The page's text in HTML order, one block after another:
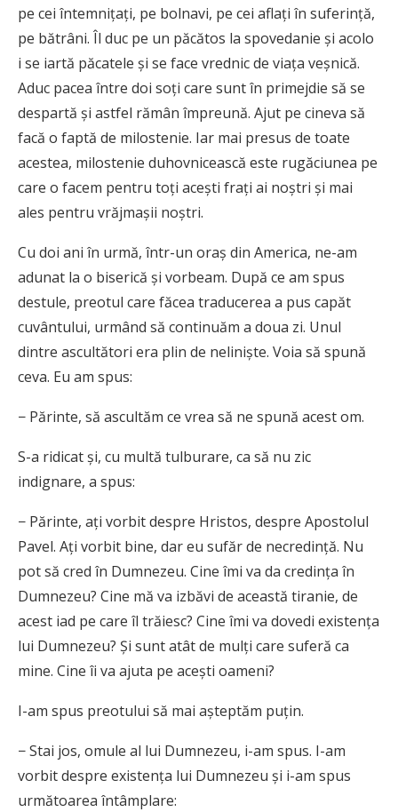
pe cei întemnițați, pe bolnavi, pe cei aflați în suferință,
pe bătrâni. Îl duc pe un păcătos la spovedanie și acolo
i se iartă păcatele și se face vrednic de viața veșnică.
Aduc pacea între doi soți care sunt în primejdie să se
despartă și astfel rămân împreună. Ajut pe cineva să
facă o faptă de milostenie. Iar mai presus de toate
acestea, milostenie duhovnicească este rugăciunea pe
care o facem pentru toți acești frați ai noștri și mai
ales pentru vrăjmașii noștri.
Cu doi ani în urmă, într-un oraș din America, ne-am
adunat la o biserică și vorbeam. După ce am spus
destule, preotul care făcea traducerea a pus capăt
cuvântului, urmând să continuăm a doua zi. Unul
dintre ascultători era plin de neliniște. Voia să spună
ceva. Eu am spus:
− Părinte, să ascultăm ce vrea să ne spună acest om.
S-a ridicat și, cu multă tulburare, ca să nu zic
indignare, a spus:
− Părinte, ați vorbit despre Hristos, despre Apostolul
Pavel. Ați vorbit bine, dar eu sufăr de necredință. Nu
pot să cred în Dumnezeu. Cine îmi va da credința în
Dumnezeu? Cine mă va izbăvi de această tiranie, de
acest iad pe care îl trăiesc? Cine îmi va dovedi existența
lui Dumnezeu? Și sunt atât de mulți care suferă ca
mine. Cine îi va ajuta pe acești oameni?
I-am spus preotului să mai așteptăm puțin.
− Stai jos, omule al lui Dumnezeu, i-am spus. I-am
vorbit despre existența lui Dumnezeu și i-am spus
următoarea întâmplare: